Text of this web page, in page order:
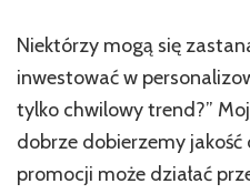
Niektórzy mogą się
inwestować w
tylko chwilowy trend?”
dobrze dobierzemy
promocji może działać